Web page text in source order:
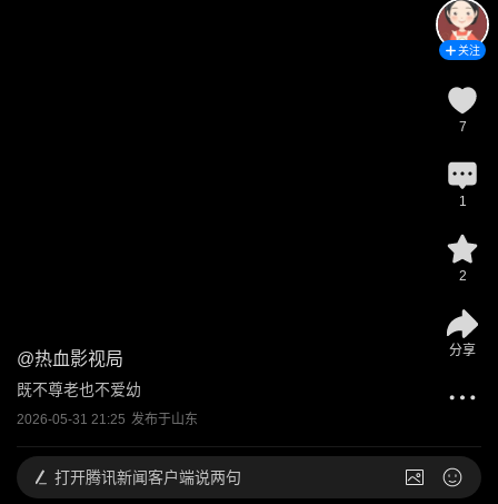
@热血影视局
既不尊老也不爱幼
2026-05-31 21:25 发布于山东
关注
7
1
2
分享
打开腾讯新闻客户端说两句